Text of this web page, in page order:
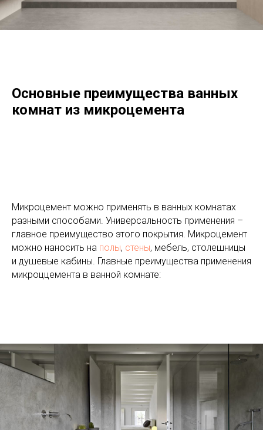
Основные преимущества ванных
комнат из микроцемента
Микроцемент можно применять в ванных комнатах
разными способами. Универсальность применения –
главное преимущество этого покрытия. Микроцемент
можно наносить на полы, стены, мебель, столешницы
и душевые кабины. Главные преимущества применения
микроццемента в ванной комнате: